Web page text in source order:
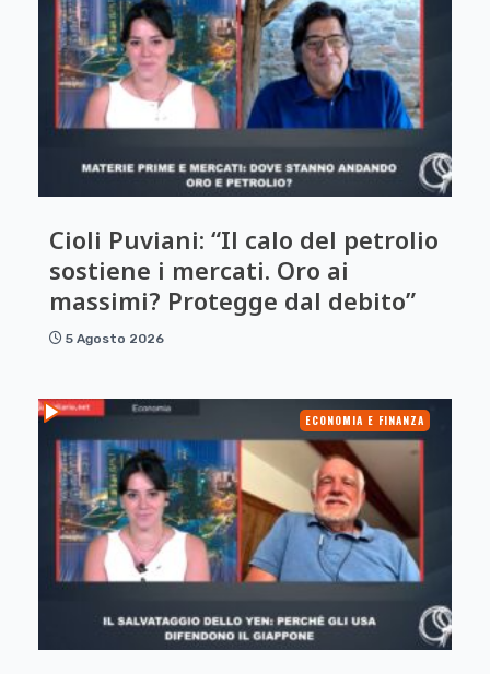
Cioli Puviani: “Il calo del petrolio
sostiene i mercati. Oro ai
massimi? Protegge dal debito”
5 Agosto 2026
ECONOMIA E FINANZA